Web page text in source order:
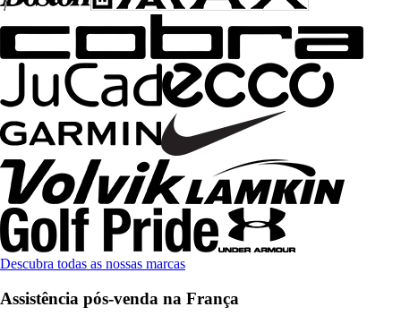
Descubra todas as nossas marcas
Assistência pós-venda na França